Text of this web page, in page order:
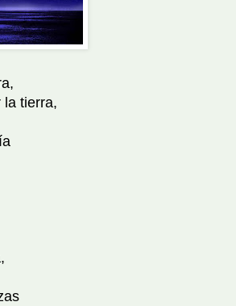
tierra,